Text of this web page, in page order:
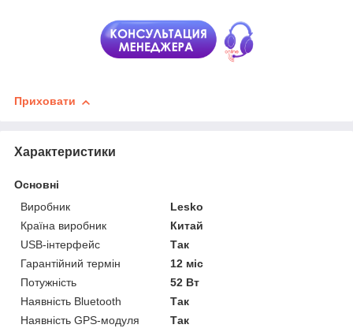
Приховати
Характеристики
Основні
Виробник
Lesko
Країна виробник
Китай
USB-інтерфейс
Так
Гарантійний термін
12 міс
Потужність
52 Вт
Наявність Bluetooth
Так
Наявність GPS-модуля
Так